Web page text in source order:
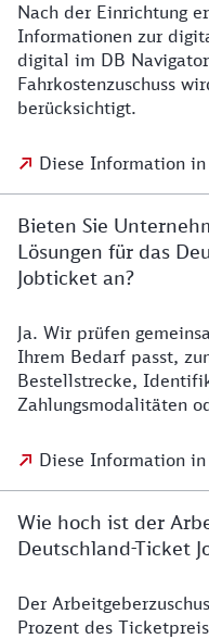
Nach der Einrichtung
Informationen zur
digital im DB
Fahrkostenzuschuss
berücksichtigt.
Diese Information
Bieten Sie
Lösungen für das
Jobticket an?
Ja. Wir prüfen
Ihrem Bedarf passt,
Bestellstrecke,
Zahlungsmodalitäten
Diese Information
Wie hoch ist der
Deutschland-Ticket
Der
Prozent des